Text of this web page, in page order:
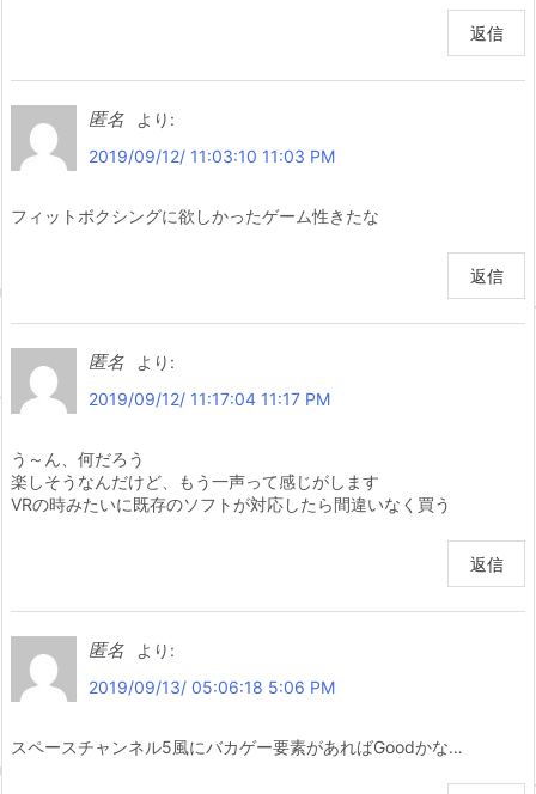
返信
匿名
より:
2019/09/12/ 11:03:10 11:03 PM
フィットボクシングに欲しかったゲーム性きたな
返信
匿名
より:
2019/09/12/ 11:17:04 11:17 PM
う～ん、何だろう
楽しそうなんだけど、もう一声って感じがします
VRの時みたいに既存のソフトが対応したら間違いなく買う
返信
匿名
より:
2019/09/13/ 05:06:18 5:06 PM
スペースチャンネル5風にバカゲー要素があればGoodかな…